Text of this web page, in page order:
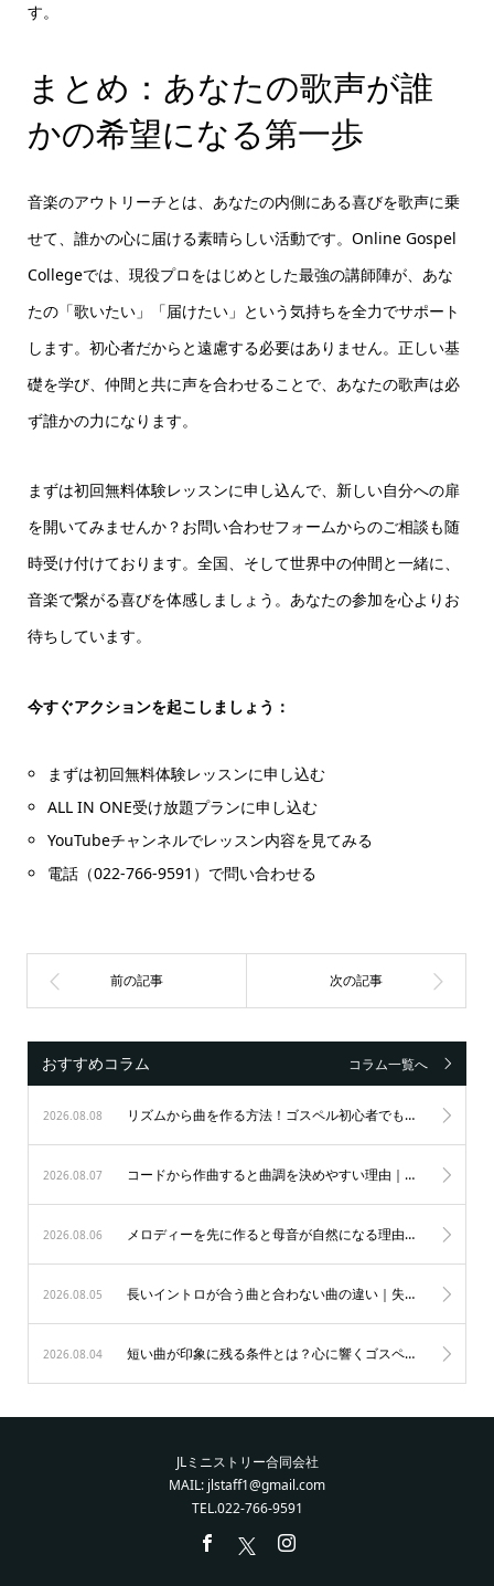
す。
まとめ：あなたの歌声が誰
かの希望になる第一歩
音楽のアウトリーチとは、あなたの内側にある喜びを歌声に乗
せて、誰かの心に届ける素晴らしい活動です。Online Gospel
Collegeでは、現役プロをはじめとした最強の講師陣が、あな
たの「歌いたい」「届けたい」という気持ちを全力でサポート
します。初心者だからと遠慮する必要はありません。正しい基
礎を学び、仲間と共に声を合わせることで、あなたの歌声は必
ず誰かの力になります。
まずは初回無料体験レッスンに申し込んで、新しい自分への扉
を開いてみませんか？お問い合わせフォームからのご相談も随
時受け付けております。全国、そして世界中の仲間と一緒に、
音楽で繋がる喜びを体感しましょう。あなたの参加を心よりお
待ちしています。
今すぐアクションを起こしましょう：
まずは初回無料体験レッスンに申し込む
ALL IN ONE受け放題プランに申し込む
YouTubeチャンネルでレッスン内容を見てみる
電話（022-766-9591）で問い合わせる
おすすめコラム コラム一覧へ
2026.08.08 リズムから曲を作る方法！ゴスペル初心者でもノリ良く作曲する秘訣
2026.08.07 コードから作曲すると曲調を決めやすい理由｜初心者も納得のゴスペル作曲術
2026.08.06 メロディーを先に作ると母音が自然になる理由｜歌唱力を劇的に変えるゴスペルの秘訣
2026.08.05 長いイントロが合う曲と合わない曲の違い｜失敗を防ぐ表現の極意
2026.08.04 短い曲が印象に残る条件とは？心に響くゴスペルの表現力を磨く秘訣
JLミニストリー合同会社
MAIL: jlstaff1@gmail.com
TEL.022-766-9591